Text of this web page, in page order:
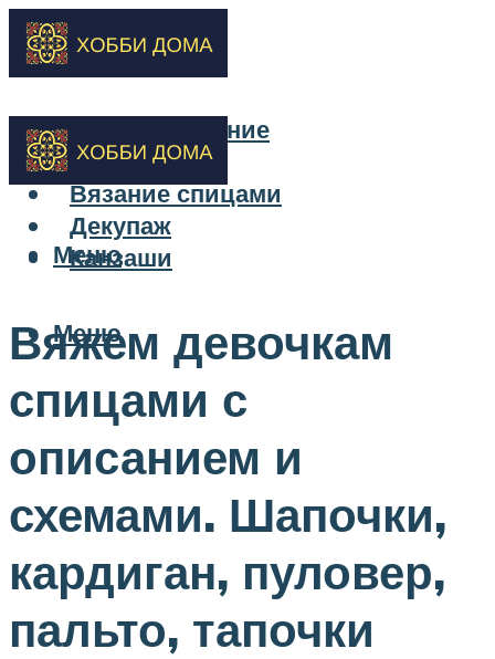
Бисероплетение
Вышивка
Вязание спицами
Декупаж
Канзаши
Меню
Меню
Вяжем девочкам
спицами с
описанием и
схемами. Шапочки,
кардиган, пуловер,
пальто, тапочки